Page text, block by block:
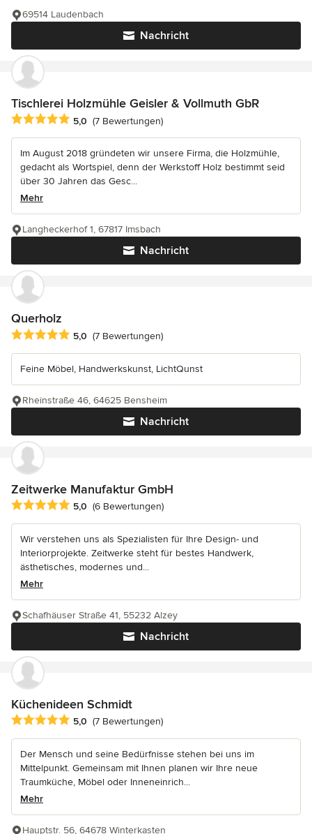
Nachricht
69514 Laudenbach
Tischlerei Holzmühle Geisler & Vollmuth GbR
Durchschnittliche Bewertung: 5 von 5 Sternen
5,0 (7 Bewertungen)
Im August 2018 gründeten wir unsere Firma, die Holzmühle,
gedacht als Wortspiel, denn der Werkstoff Holz bestimmt seid
über 30 Jahren das Gesc...
Mehr
Nachricht
Langheckerhof 1, 67817 Imsbach
Querholz
Durchschnittliche Bewertung: 5 von 5 Sternen
5,0 (7 Bewertungen)
Feine Möbel, Handwerkskunst, LichtQunst
Nachricht
Rheinstraße 46, 64625 Bensheim
Zeitwerke Manufaktur GmbH
Durchschnittliche Bewertung: 5 von 5 Sternen
5,0 (6 Bewertungen)
Wir verstehen uns als Spezialisten für Ihre Design- und
Interiorprojekte. Zeitwerke steht für bestes Handwerk,
ästhetisches, modernes und...
Mehr
Nachricht
Schafhäuser Straße 41, 55232 Alzey
Küchenideen Schmidt
Durchschnittliche Bewertung: 5 von 5 Sternen
5,0 (7 Bewertungen)
Der Mensch und seine Bedürfnisse stehen bei uns im
Mittelpunkt. Gemeinsam mit Ihnen planen wir Ihre neue
Traumküche, Möbel oder Inneneinrich...
Mehr
Hauptstr. 56, 64678 Winterkasten